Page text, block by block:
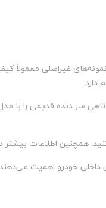
غیراصلی معمولاً
دارد.
سر دنده قدیمی را با
همچنین اطلاعات
خودرو اهمیت می‌دهند.